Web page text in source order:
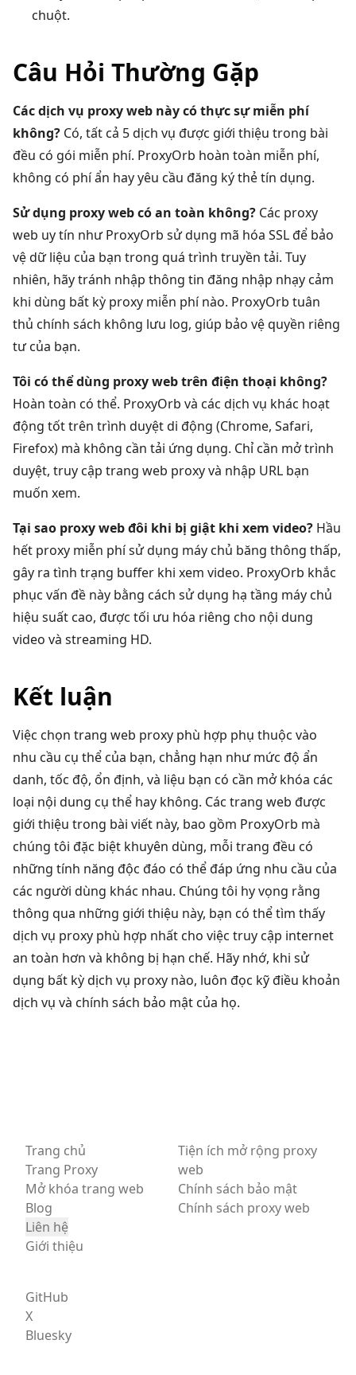
chuột.
Câu Hỏi Thường Gặp
Các dịch vụ proxy web này có thực sự miễn phí
không? Có, tất cả 5 dịch vụ được giới thiệu trong bài
đều có gói miễn phí. ProxyOrb hoàn toàn miễn phí,
không có phí ẩn hay yêu cầu đăng ký thẻ tín dụng.
Sử dụng proxy web có an toàn không? Các proxy
web uy tín như ProxyOrb sử dụng mã hóa SSL để bảo
vệ dữ liệu của bạn trong quá trình truyền tải. Tuy
nhiên, hãy tránh nhập thông tin đăng nhập nhạy cảm
khi dùng bất kỳ proxy miễn phí nào. ProxyOrb tuân
thủ chính sách không lưu log, giúp bảo vệ quyền riêng
tư của bạn.
Tôi có thể dùng proxy web trên điện thoại không?
Hoàn toàn có thể. ProxyOrb và các dịch vụ khác hoạt
động tốt trên trình duyệt di động (Chrome, Safari,
Firefox) mà không cần tải ứng dụng. Chỉ cần mở trình
duyệt, truy cập trang web proxy và nhập URL bạn
muốn xem.
Tại sao proxy web đôi khi bị giật khi xem video? Hầu
hết proxy miễn phí sử dụng máy chủ băng thông thấp,
gây ra tình trạng buffer khi xem video. ProxyOrb khắc
phục vấn đề này bằng cách sử dụng hạ tầng máy chủ
hiệu suất cao, được tối ưu hóa riêng cho nội dung
video và streaming HD.
Kết luận
Việc chọn trang web proxy phù hợp phụ thuộc vào
nhu cầu cụ thể của bạn, chẳng hạn như mức độ ẩn
danh, tốc độ, ổn định, và liệu bạn có cần mở khóa các
loại nội dung cụ thể hay không. Các trang web được
giới thiệu trong bài viết này, bao gồm ProxyOrb mà
chúng tôi đặc biệt khuyên dùng, mỗi trang đều có
những tính năng độc đáo có thể đáp ứng nhu cầu của
các người dùng khác nhau. Chúng tôi hy vọng rằng
thông qua những giới thiệu này, bạn có thể tìm thấy
dịch vụ proxy phù hợp nhất cho việc truy cập internet
an toàn hơn và không bị hạn chế. Hãy nhớ, khi sử
dụng bất kỳ dịch vụ proxy nào, luôn đọc kỹ điều khoản
dịch vụ và chính sách bảo mật của họ.
Trang chủ
Trang Proxy
Mở khóa trang web
Blog
Liên hệ
Giới thiệu
Tiện ích mở rộng proxy
web
Chính sách bảo mật
Chính sách proxy web
GitHub
X
Bluesky